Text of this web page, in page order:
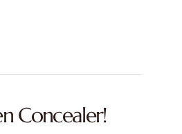
Concealer!